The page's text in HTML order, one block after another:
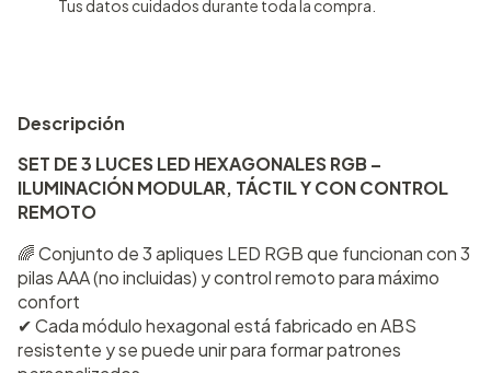
Tus datos cuidados durante toda la compra.
Descripción
SET DE 3 LUCES LED HEXAGONALES RGB –
ILUMINACIÓN MODULAR, TÁCTIL Y CON CONTROL
REMOTO
🌈 Conjunto de 3 apliques LED RGB que funcionan con 3
pilas AAA (no incluidas) y control remoto para máximo
confort
✔ Cada módulo hexagonal está fabricado en ABS
resistente y se puede unir para formar patrones